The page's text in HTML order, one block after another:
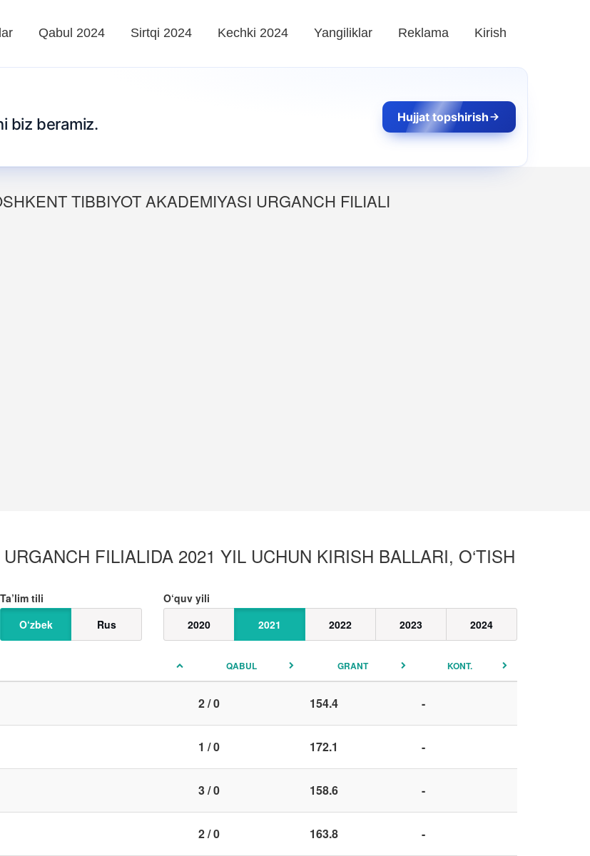
Qabul 2024 Sirtqi 2024 Kechki 2024 Yangiliklar Reklama Kirish
biz beramiz. Hujjat topshirish
TIBBIYOT AKADEMIYASI URGANCH FILIALI
FILIALIDA 2021 YIL UCHUN KIRISH BALLARI, O‘TISH
O‘quv yili
2020
2021 2022 2023 2024
Ta’lim tili
O‘zbek
Rus
QABUL GRANT KONT.
2 / 0 154.4 -
1 / 0 172.1 -
3 / 0 158.6 -
2 / 0 163.8 -